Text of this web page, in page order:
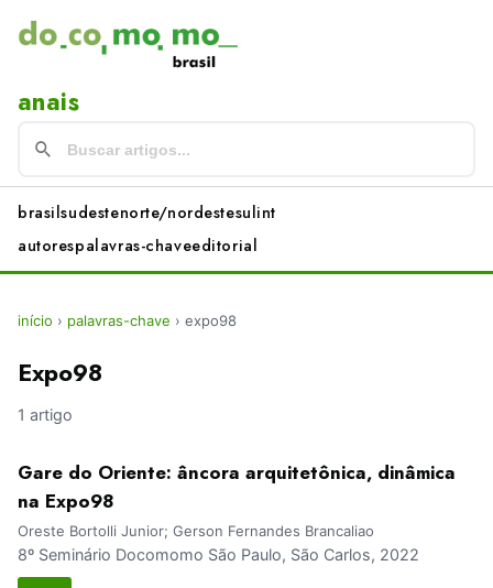
anais
brasilsudestenorte/nordestesulint
autorespalavras-chaveeditorial
início › palavras-chave › expo98
Expo98
1 artigo
Gare do Oriente: âncora arquitetônica, dinâmica
na Expo98
Oreste Bortolli Junior; Gerson Fernandes Brancaliao
8º Seminário Docomomo São Paulo, São Carlos, 2022